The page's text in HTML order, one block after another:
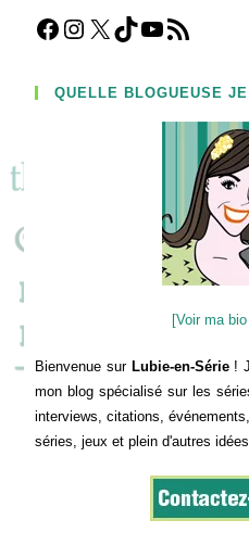
Facebook
Instagram
X TikTokYouTube
Flux RSS
QUELLE BLOGUEUSE
[Voir ma
Bienvenue sur Lubie-en-Série!
mon blog spécialisé sur les
interviews, citations,
séries, jeux et plein d'autres